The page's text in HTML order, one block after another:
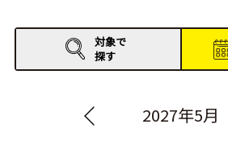
イベントレポート
対象で
探す
2027年5月